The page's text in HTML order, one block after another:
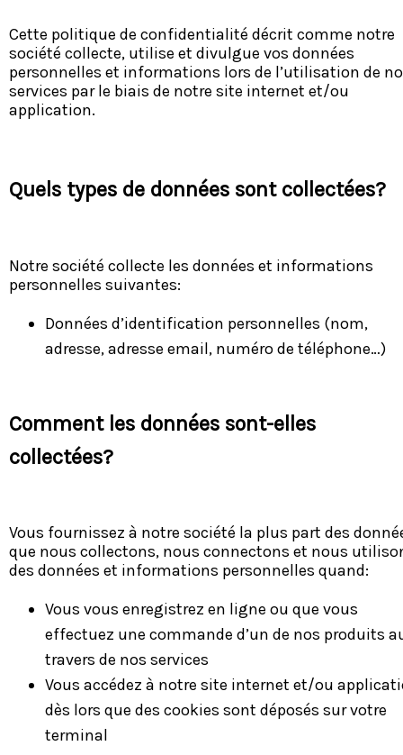
Cette politique de confidentialité décrit comme notre
société collecte, utilise et divulgue vos données
personnelles et informations lors de l’utilisation de
services par le biais de notre site internet et/ou
application.
Quels types de données sont collectées?
Notre société collecte les données et informations
personnelles suivantes:
Données d’identification personnelles (nom,
adresse, adresse email, numéro de téléphone…)
Comment les données sont-elles
collectées?
Vous fournissez à notre société la plus part des
que nous collectons, nous connectons et nous
des données et informations personnelles quand:
Vous vous enregistrez en ligne ou que vous
effectuez une commande d’un de nos produits
travers de nos services
Vous accédez à notre site internet et/ou
dès lors que des cookies sont déposés sur votre
terminal